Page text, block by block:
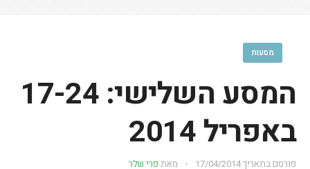
מסעות
המסע השלישי: 17-24
באפריל 2014
פורסם בתאריך17/04/2014 מאת פרי שלר